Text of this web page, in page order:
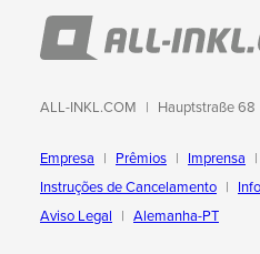
ALL-INKL.COM Hauptstraße 68
Empresa Prêmios Imprensa
Instruções de Cancelamento
Aviso Legal
Alemanha-PT